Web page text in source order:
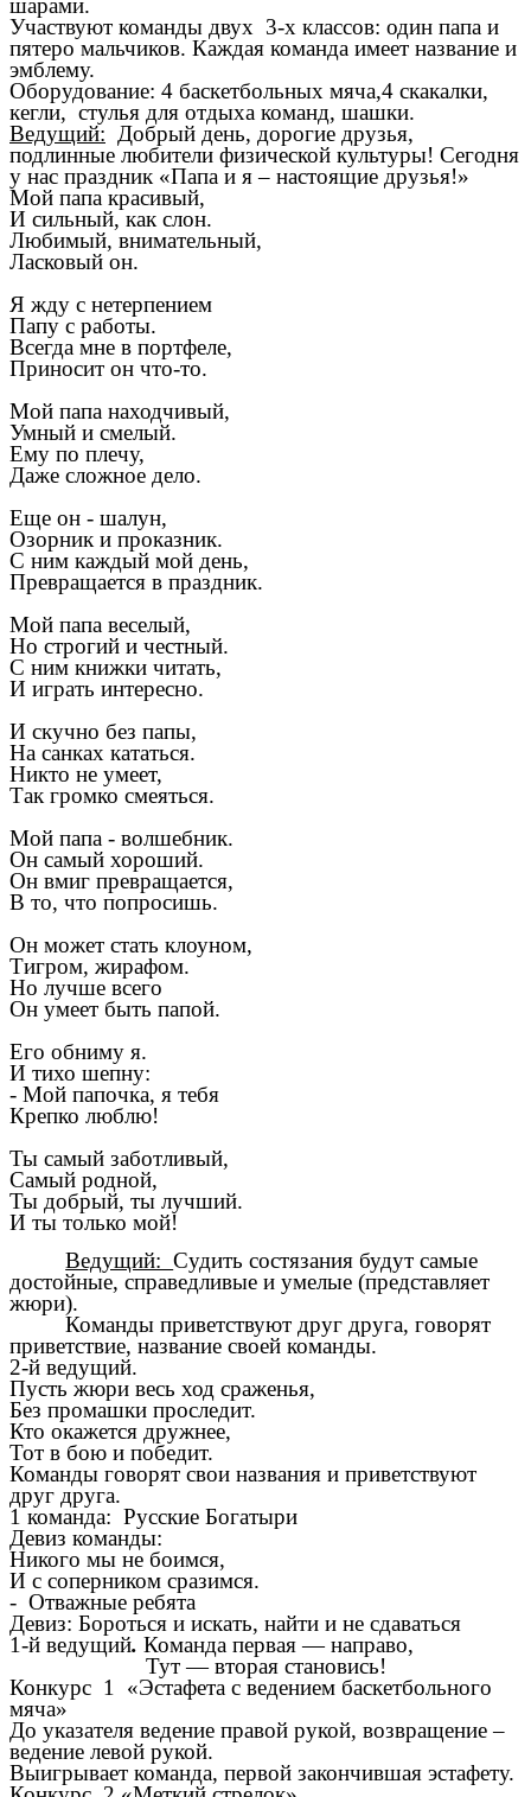
Участвуют команды двух 3-х классов: один папа и
пятеро мальчиков. Каждая команда имеет название и
эмблему.
Оборудование: 4 баскетбольных мяча,4 скакалки,
кегли, стулья для отдыха команд, шашки.
Ведущий: Добрый день, дорогие друзья,
подлинные любители физической культуры! Сегодня
у нас праздник «Папа и я – настоящие друзья!»
Мой папа красивый,
И сильный, как слон.
Любимый, внимательный,
Ласковый он.
Я жду с нетерпением
Папу с работы.
Всегда мне в портфеле,
Приносит он что-то.
Мой папа находчивый,
Умный и смелый.
Ему по плечу,
Даже сложное дело.
Еще он - шалун,
Озорник и проказник.
С ним каждый мой день,
Превращается в праздник.
Мой папа веселый,
Но строгий и честный.
С ним книжки читать,
И играть интересно.
И скучно без папы,
На санках кататься.
Никто не умеет,
Так громко смеяться.
Мой папа - волшебник.
Он самый хороший.
Он вмиг превращается,
В то, что попросишь.
Он может стать клоуном,
Тигром, жирафом.
Но лучше всего
Он умеет быть папой.
Его обниму я.
И тихо шепну:
- Мой папочка, я тебя
Крепко люблю!
Ты самый заботливый,
Самый родной,
Ты добрый, ты лучший.
И ты только мой!
Ведущий:Судить состязания будут самые
достойные, справедливые и умелые (представляет
жюри).
Команды приветствуют друг друга, говорят
приветствие, название своей команды.
2-й ведущий.
Пусть жюри весь ход сраженья,
Без промашки проследит.
Кто окажется дружнее,
Тот в бою и победит.
Команды говорят свои названия и приветствуют
друг друга.
1 команда: Русские Богатыри
Девиз команды:
Никого мы не боимся,
И с соперником сразимся.
- Отважные ребята
Девиз: Бороться и искать, найти и не сдаваться
1-й ведущий. Команда первая — направо,
Тут — вторая становись!
Конкурс 1 «Эстафета с ведением баскетбольного
мяча»
До указателя ведение правой рукой, возвращение –
ведение левой рукой.
Выигрывает команда, первой закончившая эстафету.